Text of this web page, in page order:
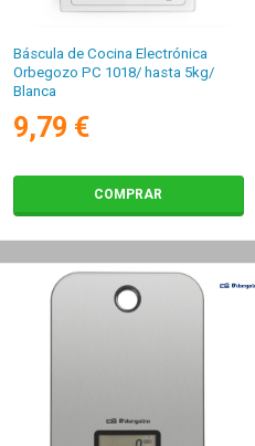
Báscula de Cocina Electrónica
Orbegozo PC 1018/ hasta 5kg/
Blanca
9,79 €
COMPRAR